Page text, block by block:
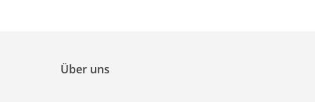
Über uns